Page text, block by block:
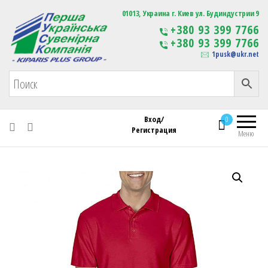
Первая Украинская Сувенирная Компания Изготовление
сувенирной продукции
с логотипом
01013, Украина г. Киев ул. Будиндустрии 9
+380 93 399 7766
+380 93 399 7766
1pusk@ukr.net
Меню
0
Вход/
Регистрация